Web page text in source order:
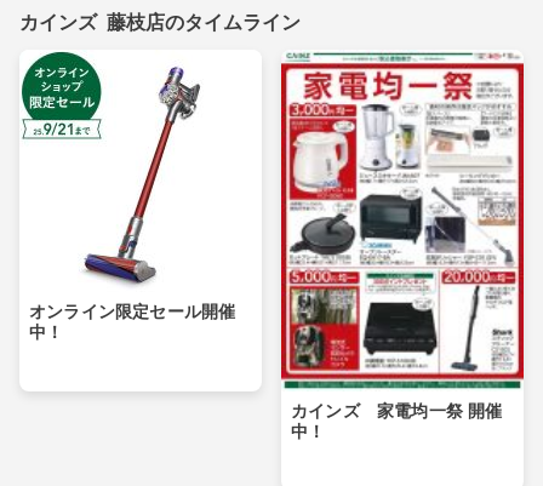
カインズ 藤枝店のタイムライン
オンライン限定セール開催
中！
カインズ 家電均一祭 開催
中！